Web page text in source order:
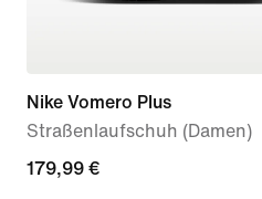
Nike Vomero Plus
Straßenlaufschuh (Damen)
179,99 €
179,99 €